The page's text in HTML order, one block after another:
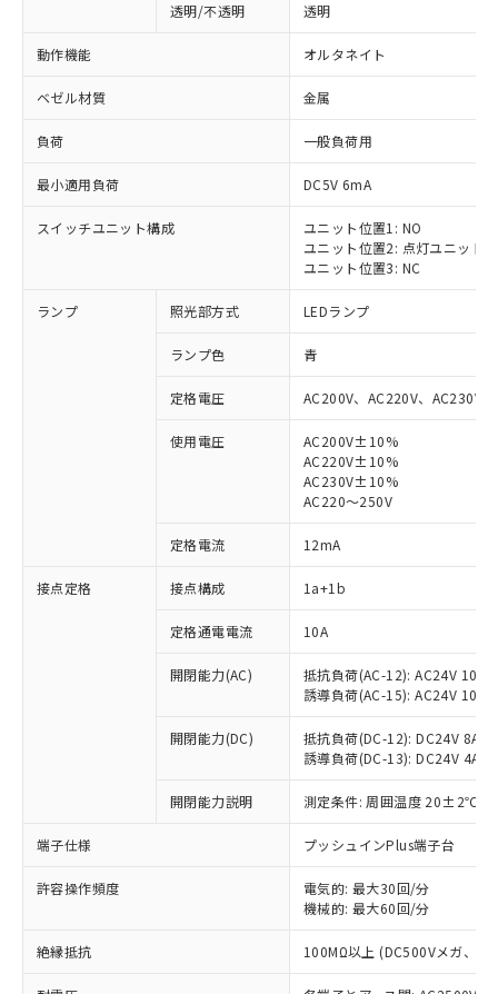
透明/不透明 透明
動作機能 オルタネイト
ベゼル材質 金属
負荷 一般負荷用
最小適用負荷 DC5V 6mA
スイッチユニット構成
ユニット位置1: NO
ユニット位置2: 点灯ユニット
ユニット位置3: NC
ランプ 照光部方式 LEDランプ
ランプ色 青
定格電圧 AC200V、AC220V、AC230V
使用電圧
AC200V±10%
AC220V±10%
AC230V±10%
AC220～250V
定格電流 12mA
接点定格 接点構成 1a+1b
定格通電電流 10A
開閉能力(AC)
抵抗負荷(AC-12): AC24V 10A/
誘導負荷(AC-15): AC24V
開閉能力(DC)
抵抗負荷(DC-12): DC24V 8A/
誘導負荷(DC-13): DC24V 4A/
開閉能力説明 測定条件: 周囲温度 20±2℃、
端子仕様 プッシュインPlus端子台
許容操作頻度
電気的: 最大30回/分
機械的: 最大60回/分
絶縁抵抗 100MΩ以上 (DC500Vメガ、点
ご利用条件
以下の条件をお読みいただき、同意のうえ
ご利用ください。
本サービスは、当社制御機器事業取扱
商品の当社在庫状況および標準価格
(税抜)を提供させていただくもので
当社制御機器事業取扱商品の中には、
本サービスの対象外となる商品もある
※1 対応状況
対応済み：EU RoHS指令（10物質）の
非含有に対応した製品が提供可能な商品で
対応予定：EU RoHS指令（10物質）の非含
有に対応した製品に切り替える予定のある
対応予定なし：EU RoHS指令（10物質）の
非含有に非対応の商品で、対応品を出す予
調査・確認中：EU RoHS指令（10物質）の
非含有の対応状況を調査中または確認中の
商品です。
非該当品：ライセンス料など無形物で、有
害物質有無と関係のない商品です。
仕入先様の事情により、非含有部品として
いたものが、含有品と判明した場合などや
「○」：最大均質材料含有率が中国RoHSの
基準値以下であることを示します。
「×」：最大均質材料含有率が中国RoHSの
基準値を超えていることを示します。
当社は、これら貴社製品のうち、外国